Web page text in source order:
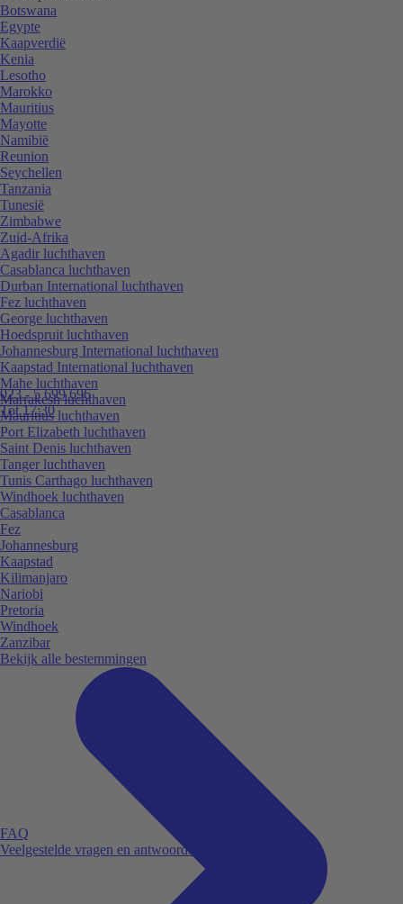
023 - 5 699 696
Tot 17:30
FAQ
Veelgestelde vragen en antwoorden.
Botswana
Egypte
Kaapverdië
Kenia
Lesotho
Marokko
Mauritius
Mayotte
Namibië
Reunion
Seychellen
Tanzania
Tunesië
Zimbabwe
Zuid-Afrika
Agadir luchthaven
Casablanca luchthaven
Durban International luchthaven
Fez luchthaven
George luchthaven
Hoedspruit luchthaven
Johannesburg International luchthaven
Kaapstad International luchthaven
Mahe luchthaven
Marrakesh luchthaven
Mauritius luchthaven
Port Elizabeth luchthaven
Saint Denis luchthaven
Tanger luchthaven
Tunis Carthago luchthaven
Windhoek luchthaven
Casablanca
Fez
Johannesburg
Kaapstad
Kilimanjaro
Nariobi
Pretoria
Windhoek
Zanzibar
Bekijk alle bestemmingen